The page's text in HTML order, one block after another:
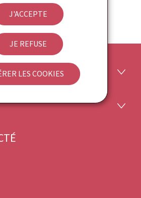
J'ACCEPTE
JE REFUSE
LES COOKIES